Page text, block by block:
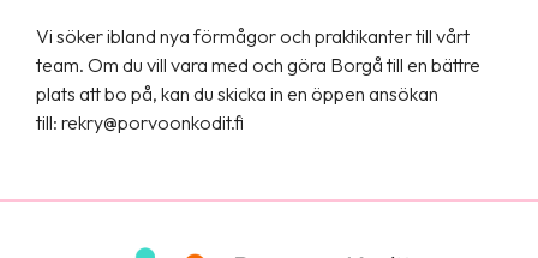
Vi söker ibland nya förmågor och praktikanter till vårt
team. Om du vill vara med och göra Borgå till en bättre
plats att bo på, kan du skicka in en öppen ansökan
till: rekry@porvoonkodit.fi